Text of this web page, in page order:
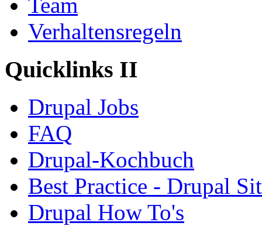
Verhaltensregeln
Quicklinks II
Drupal Jobs
FAQ
Drupal-Kochbuch
Best Practice - Drupal
Drupal How To's